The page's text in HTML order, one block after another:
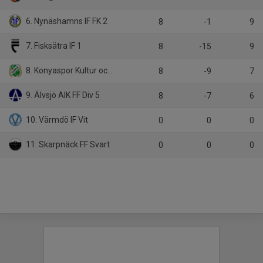
6. Nynäshamns IF FK 2 8 -1 9
7. Fisksätra IF 1 8 -15 9
8. Konyaspor Kultur och IF P2012Grö 8 -9 7
9. Älvsjö AIK FF Div 5 8 -7 6
10. Värmdö IF Vit 0 0 0
11. Skarpnäck FF Svart 0 0 0